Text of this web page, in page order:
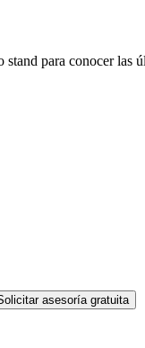
para conocer las
asesoría gratuita